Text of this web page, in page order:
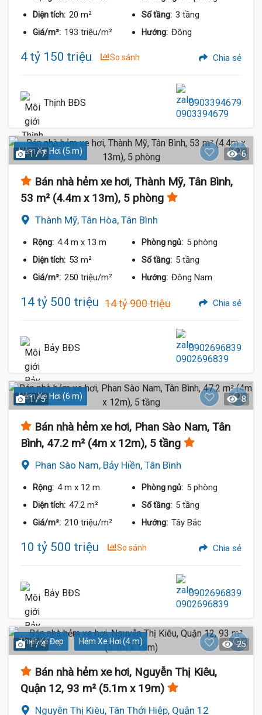
Diện tích: 20 m² Số tầng: 3 tầng
Giá/m²: 193 triệu/m² Hướng: Đông
4 tỷ 150 triệu So sánh Chia sẻ
Thịnh BĐS 0903394679
Hẻm Xe Hơi (5 m)
1 / 7 6
Bán nhà hẻm xe hơi, Thành Mỹ, Tân Bình,
53 m² (4.4m x 13m), 5 phòng
Thành Mỹ, Tân Hòa, Tân Bình
Rộng: 4.4 m x 13 m Phòng ngủ: 5 phòng
Diện tích: 53 m² Số tầng: 5 tầng
Giá/m²: 250 triệu/m² Hướng: Đông Nam
14 tỷ 500 triệu 14 tỷ 900 triệu Chia sẻ
Bảy BĐS 0902696839
Hẻm Xe Hơi (6 m)
1 / 5 8
Bán nhà hẻm xe hơi, Phan Sào Nam, Tân
Bình, 47.2 m² (4m x 12m), 5 tầng
Phan Sào Nam, Bảy Hiền, Tân Bình
Rộng: 4 m x 12 m Phòng ngủ: 5 phòng
Diện tích: 47.2 m² Số tầng: 5 tầng
Giá/m²: 210 triệu/m² Hướng: Tây Bắc
10 tỷ 500 triệu So sánh Chia sẻ
Bảy BĐS 0902696839
Thiết Kế Đẹp Hẻm Xe Hơi (4 m)
1 / 4 25
Bán nhà hẻm xe hơi, Nguyễn Thị Kiêu,
Quận 12, 93 m² (5.1m x 19m)
Nguyễn Thị Kiêu, Tân Thới Hiệp, Quận 12